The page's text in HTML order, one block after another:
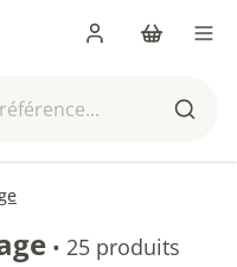
Panier
• 25 produits